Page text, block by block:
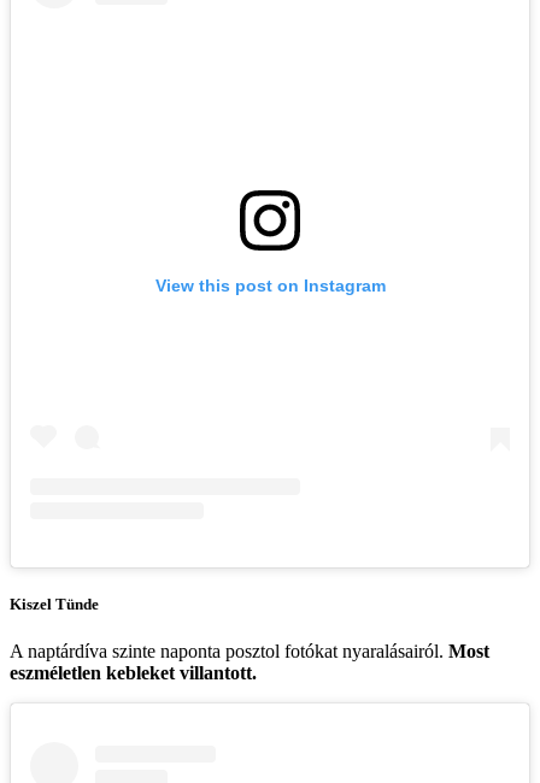
View this post on Instagram
Kiszel Tünde
A naptárdíva szinte naponta posztol fotókat nyaralásairól. Most
eszméletlen kebleket villantott.